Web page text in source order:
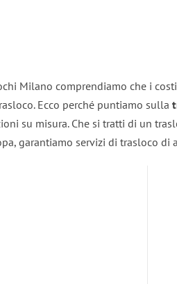
Milano comprendiamo che i
Ecco perché puntiamo sulla
su misura. Che si tratti di un
garantiamo servizi di trasloco di